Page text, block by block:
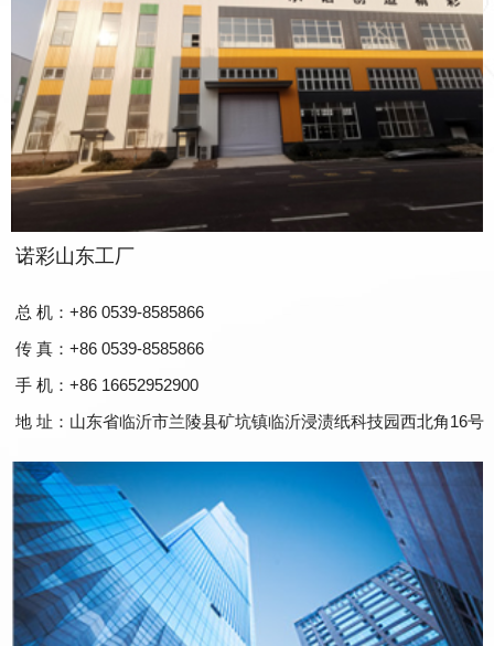
诺彩山东工厂
总 机：+86 0539-8585866
传 真：+86 0539-8585866
手 机：+86 16652952900
地 址：山东省临沂市兰陵县矿坑镇临沂浸渍纸科技园西北角16号